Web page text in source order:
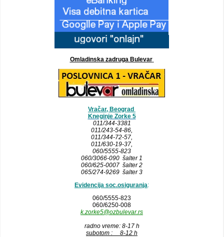
Omladinska zadruga Bulevar
Vračar, Beograd
Kneginje Zorke 5
011/344-3381
011/243-54-86,
011/344-72-57,
011/630-19-37,
060/5555-823
060/3066-090 šalter 1
060/625-0007 šalter 2
065/274-9269 šalter 3
Evidencija soc.osiguranja:
060/5555-823
060/6250-008
k.zorke5@ozbulevar.rs
radno vreme: 8-17 h
subotom : 8-12 h